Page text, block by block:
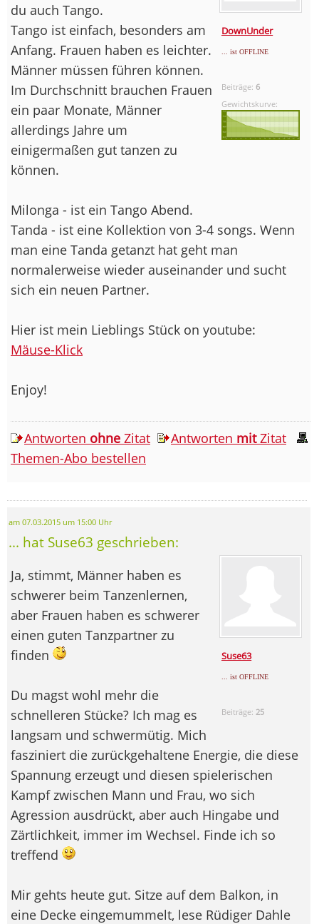
DownUnder
... ist OFFLINE
Beiträge:6
Gewichtskurve:
du auch Tango.
Tango ist einfach, besonders am
Anfang. Frauen haben es leichter.
Männer müssen führen können.
Im Durchschnitt brauchen Frauen
ein paar Monate, Männer
allerdings Jahre um
einigermaßen gut tanzen zu
können.
Milonga - ist ein Tango Abend.
Tanda - ist eine Kollektion von 3-4 songs. Wenn
man eine Tanda getanzt hat geht man
normalerweise wieder auseinander und sucht
sich ein neuen Partner.
Hier ist mein Lieblings Stück on youtube:
Mäuse-Klick
Enjoy!
Antworten ohne Zitat Antworten mitZitat
Themen-Abo bestellen
am 07.03.2015 um 15:00 Uhr
... hat Suse63 geschrieben:
Suse63
... ist OFFLINE
Beiträge: 25
Ja, stimmt, Männer haben es
schwerer beim Tanzenlernen,
aber Frauen haben es schwerer
einen guten Tanzpartner zu
finden
Du magst wohl mehr die
schnelleren Stücke? Ich mag es
langsam und schwermütig. Mich
fasziniert die zurückgehaltene Energie, die diese
Spannung erzeugt und diesen spielerischen
Kampf zwischen Mann und Frau, wo sich
Agression ausdrückt, aber auch Hingabe und
Zärtlichkeit, immer im Wechsel. Finde ich so
treffend
Mir gehts heute gut. Sitze auf dem Balkon, in
eine Decke eingemummelt, lese Rüdiger Dahle